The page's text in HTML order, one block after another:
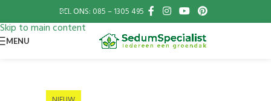
Skip to navigation
Skip to main content
BEL ONS: 085 – 1305 495
MENU